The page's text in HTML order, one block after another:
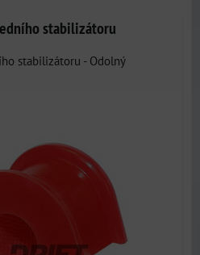
stabilizátoru
stabilizátoru - Odolný